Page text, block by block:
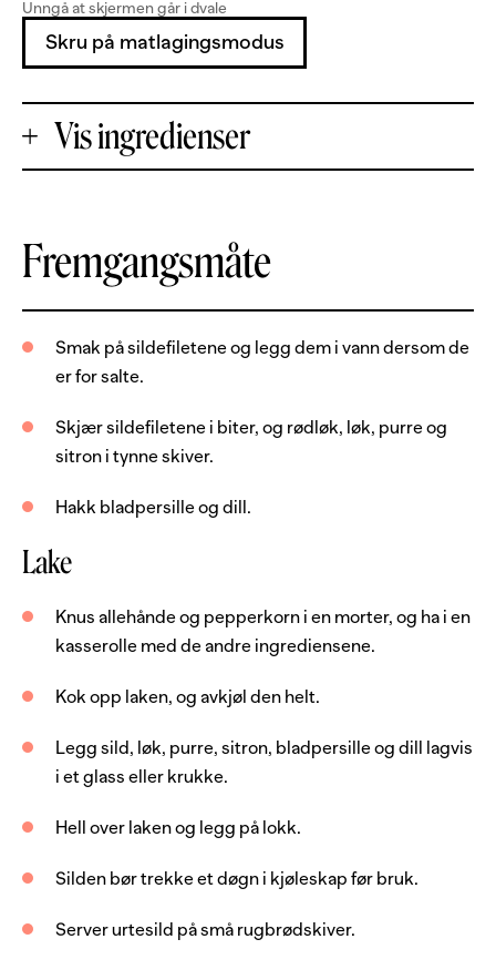
Unngå at skjermen går i dvale
Skru på matlagingsmodus
Vis ingredienser
Porsjoner
6 stk
saltsildfilet
1 stk
rødløk
1 stk
gul løk
0.5 stk
purreløk
0.5 stk
sitron
Lake
7 stk
allehånde, hel
stk
pepper, hel sort
7 stk
rosépepper
1
eddik, 7%
1 stk laurbærblad
Fremgangsmåte
Smak på sildefiletene og legg dem i vann dersom de
er for salte.
Skjær sildefiletene i biter, og rødløk, løk, purre og
sitron i tynne skiver.
Hakk bladpersille og dill.
Lake
Knus allehånde og pepperkorn i en morter, og ha i en
kasserolle med de andre ingrediensene.
Kok opp laken, og avkjøl den helt.
Legg sild, løk, purre, sitron, bladpersille og dill lagvis
i et glass eller krukke.
Hell over laken og legg på lokk.
Silden bør trekke et døgn i kjøleskap før bruk.
Server urtesild på små rugbrødskiver.